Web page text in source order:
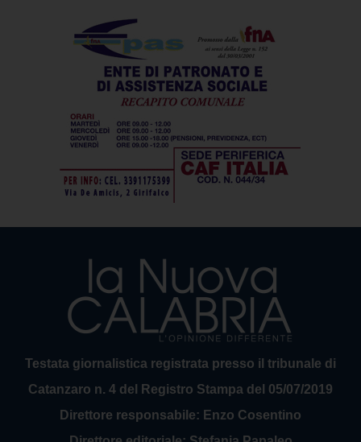
Testata giornalistica registrata presso il tribunale di
Catanzaro n. 4 del Registro Stampa del 05/07/2019
Direttore responsabile: Enzo Cosentino